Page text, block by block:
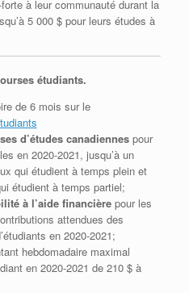
à leur communauté durant la
5 000 $ pour leurs études à
étudiants.
de 6 mois sur le
d’études canadiennes pour
en 2020-2021, jusqu’à un
qui étudient à temps plein et
étudient à temps partiel;
à l’aide financièrepour les
attendues des
en 2020-2021;
hebdomadaire maximal
en 2020-2021 de 210 $ à